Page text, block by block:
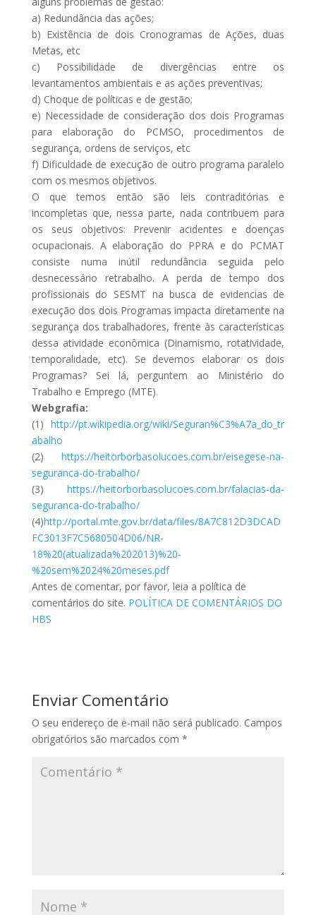
a) Redundância das ações;
b) Existência de dois Cronogramas de Ações, duas
Metas, etc
c) Possibilidade de divergências entre os
levantamentos ambientais e as ações preventivas;
d) Choque de políticas e de gestão;
e) Necessidade de consideração dos dois Programas
para elaboração do PCMSO, procedimentos de
segurança, ordens de serviços, etc
f) Dificuldade de execução de outro programa paralelo
com os mesmos objetivos.
O que temos então são leis contraditórias e
incompletas que, nessa parte, nada contribuem para
os seus objetivos: Prevenir acidentes e doenças
ocupacionais. A elaboração do PPRA e do PCMAT
consiste numa inútil redundância seguida pelo
desnecessário retrabalho. A perda de tempo dos
profissionais do SESMT na busca de evidencias de
execução dos dois Programas impacta diretamente na
segurança dos trabalhadores, frente às características
dessa atividade econômica (Dinamismo, rotatividade,
temporalidade, etc). Se devemos elaborar os dois
Programas? Sei lá, perguntem ao Ministério do
Trabalho e Emprego (MTE).
Webgrafia:
(1)http://pt.wikipedia.org/wiki/Seguran%C3%A7a_do_tr
abalho
(2)https://heitorborbasolucoes.com.br/eisegese-na-
seguranca-do-trabalho/
(3)https://heitorborbasolucoes.com.br/falacias-da-
seguranca-do-trabalho/
(4)http://portal.mte.gov.br/data/files/8A7C812D3DCAD
FC3013F7C5680504D06/NR-
18%20(atualizada%202013)%20-
%20sem%2024%20meses.pdf
Antes de comentar, por favor, leia a política de
comentários do site. POLÍTICA DE COMENTÁRIOS DO
HBS
Enviar Comentário
O seu endereço de e-mail não será publicado. Campos
obrigatórios são marcados com *